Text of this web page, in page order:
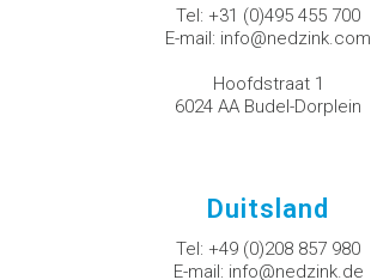
Tel: +31 (0)495 455 700
E-mail: info@nedzink.com
Hoofdstraat 1
6024 AA Budel-Dorplein
Duitsland
Tel: +49 (0)208 857 980
E-mail: info@nedzink.de